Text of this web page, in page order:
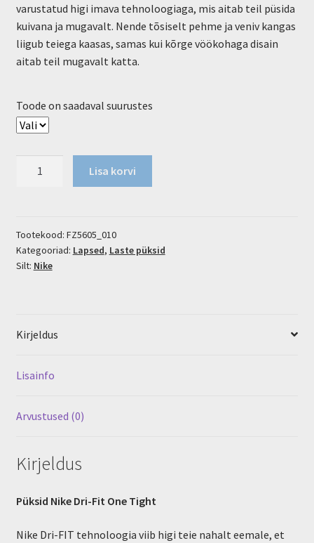
varustatud higi imava tehnoloogiaga, mis aitab teil püsida
kuivana ja mugavalt. Nende tõsiselt pehme ja veniv kangas
liigub teiega kaasas, samas kui kõrge vöökohaga disain
aitab teil mugavalt katta.
Toode on saadaval suurustes
One
Tight
kogus
Lisa korvi
Tootekood: FZ5605_010
Kategooriad: Lapsed, Laste püksid
Silt: Nike
Kirjeldus
Lisainfo
Arvustused (0)
Kirjeldus
Püksid Nike Dri-Fit One Tight
Nike Dri-FIT tehnoloogia viib higi teie nahalt eemale, et